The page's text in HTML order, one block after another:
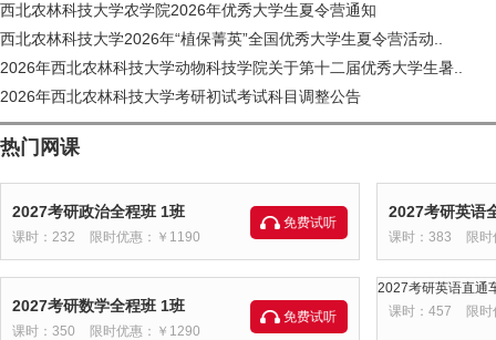
西北农林科技大学农学院2026年优秀大学生夏令营通知
西北农林科技大学2026年“植保菁英”全国优秀大学生夏令营活动..
2026年西北农林科技大学动物科技学院关于第十二届优秀大学生暑..
2026年西北农林科技大学考研初试考试科目调整公告
热门网课
2027考研政治全程班 1班
课时：232 限时优惠：￥1190
免费试听
2027考研英语
课时：383 限
2027考研数学全程班 1班
课时：350 限时优惠：￥1290
免费试听
2027考研英语直通
课时：457
限